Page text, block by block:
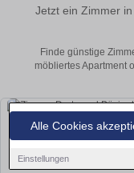
Alle Cookies
Einstellungen
Jetzt ein Zimmer
Finde günstige
möbliertes Apartment